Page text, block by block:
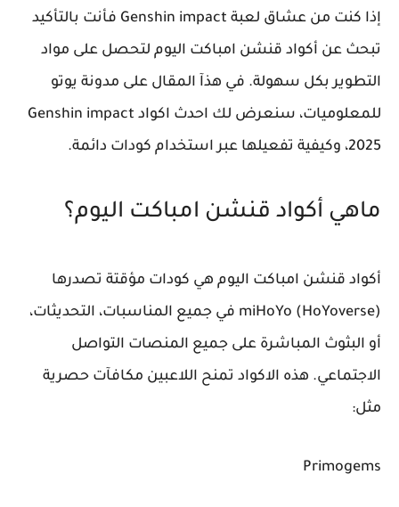
إذا كنت من عشاق لعبة Genshin impact فأنت بالتأكيد
تبحث عن أكواد قنشن امباكت اليوم لتحصل على مواد
التطوير بكل سهولة. في هذآ المقال على مدونة يوتو
للمعلوميات، سنعرض لك احدث اكواد Genshin impact
2025، وكيفية تفعيلها عبر استخدام كودات دائمة.
ماهي أكواد قنشن امباكت اليوم؟
أكواد قنشن امباكت اليوم هي كودات مؤقتة تصدرها
miHoYo (HoYoverse) في جميع المناسبات، التحديثات،
أو البثوث المباشرة على جميع المنصات التواصل
الاجتماعي. هذه الاكواد تمنح اللاعبين مكافآت حصرية
مثل:
Primogems